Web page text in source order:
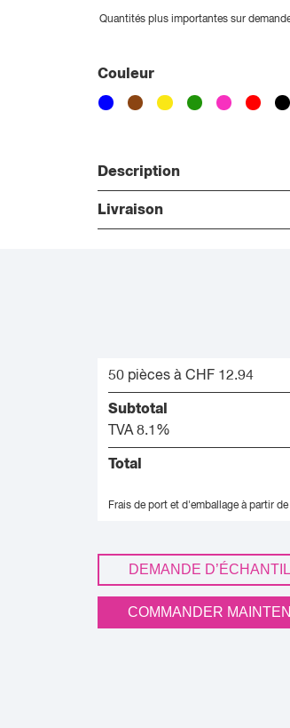
Quantités plus importantes sur
Couleur
Description
Livraison
50 pièces à CHF 12.94
Subtotal
TVA 8.1%
Total
Frais de port et d'emballage à partir
DEMANDE
COMMANDER